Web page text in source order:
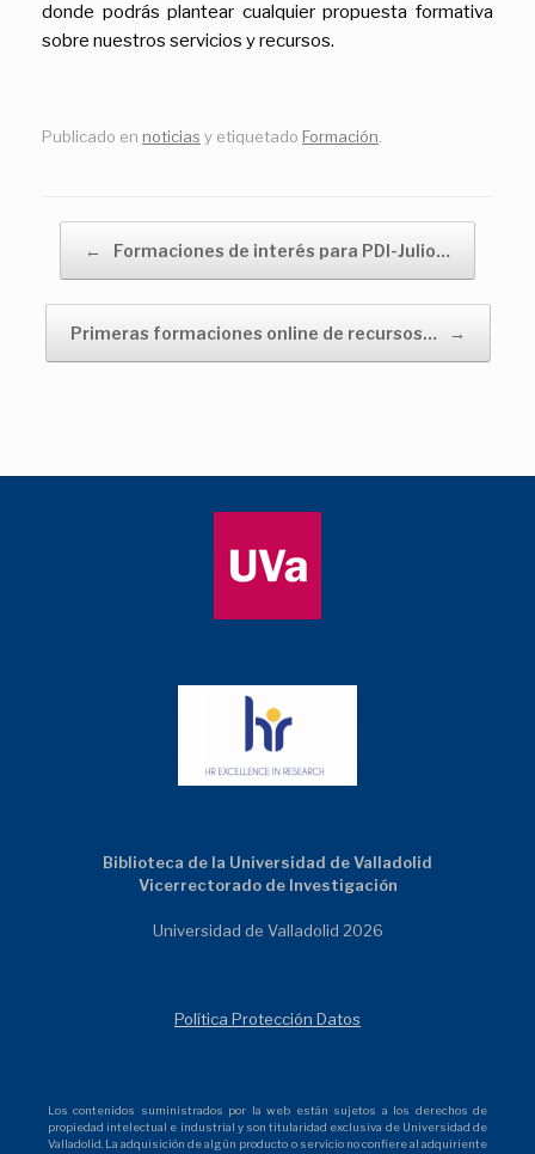
donde podrás plantear cualquier propuesta formativa
sobre nuestros servicios y recursos.
Publicado en noticias y etiquetado Formación
← Formaciones de interés para PDI-Julio…
Primeras formaciones online de recursos… →
Biblioteca de la Universidad de Valladolid
Vicerrectorado de Investigación
Universidad de Valladolid 2026
Política Protección Datos
Los contenidos suministrados por la web están sujetos a los derechos de
propiedad intelectual e industrial y son titularidad exclusiva de Universidad de
Valladolid. La adquisición de algún producto o servicio no confiere al adquiriente